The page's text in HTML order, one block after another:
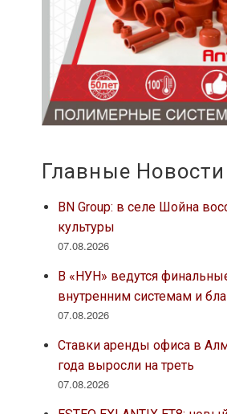
Главные Новости
BN Group: в селе Шойна
культуры
07.08.2026
В «НУН» ведутся
внутренним системам и
07.08.2026
Ставки аренды офиса в
года выросли на треть
07.08.2026